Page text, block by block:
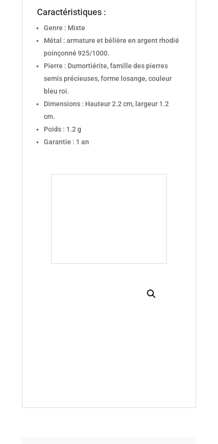
Caractéristiques :
Genre : Mixte
Métal : armature et bélière en argent rhodié
poinçonné 925/1000.
Pierre : Dumortiérite, famille des pierres
semis précieuses, forme losange, couleur
bleu roi.
Dimensions : Hauteur 2.2 cm, largeur 1.2
cm.
Poids : 1.2 g
Garantie : 1 an